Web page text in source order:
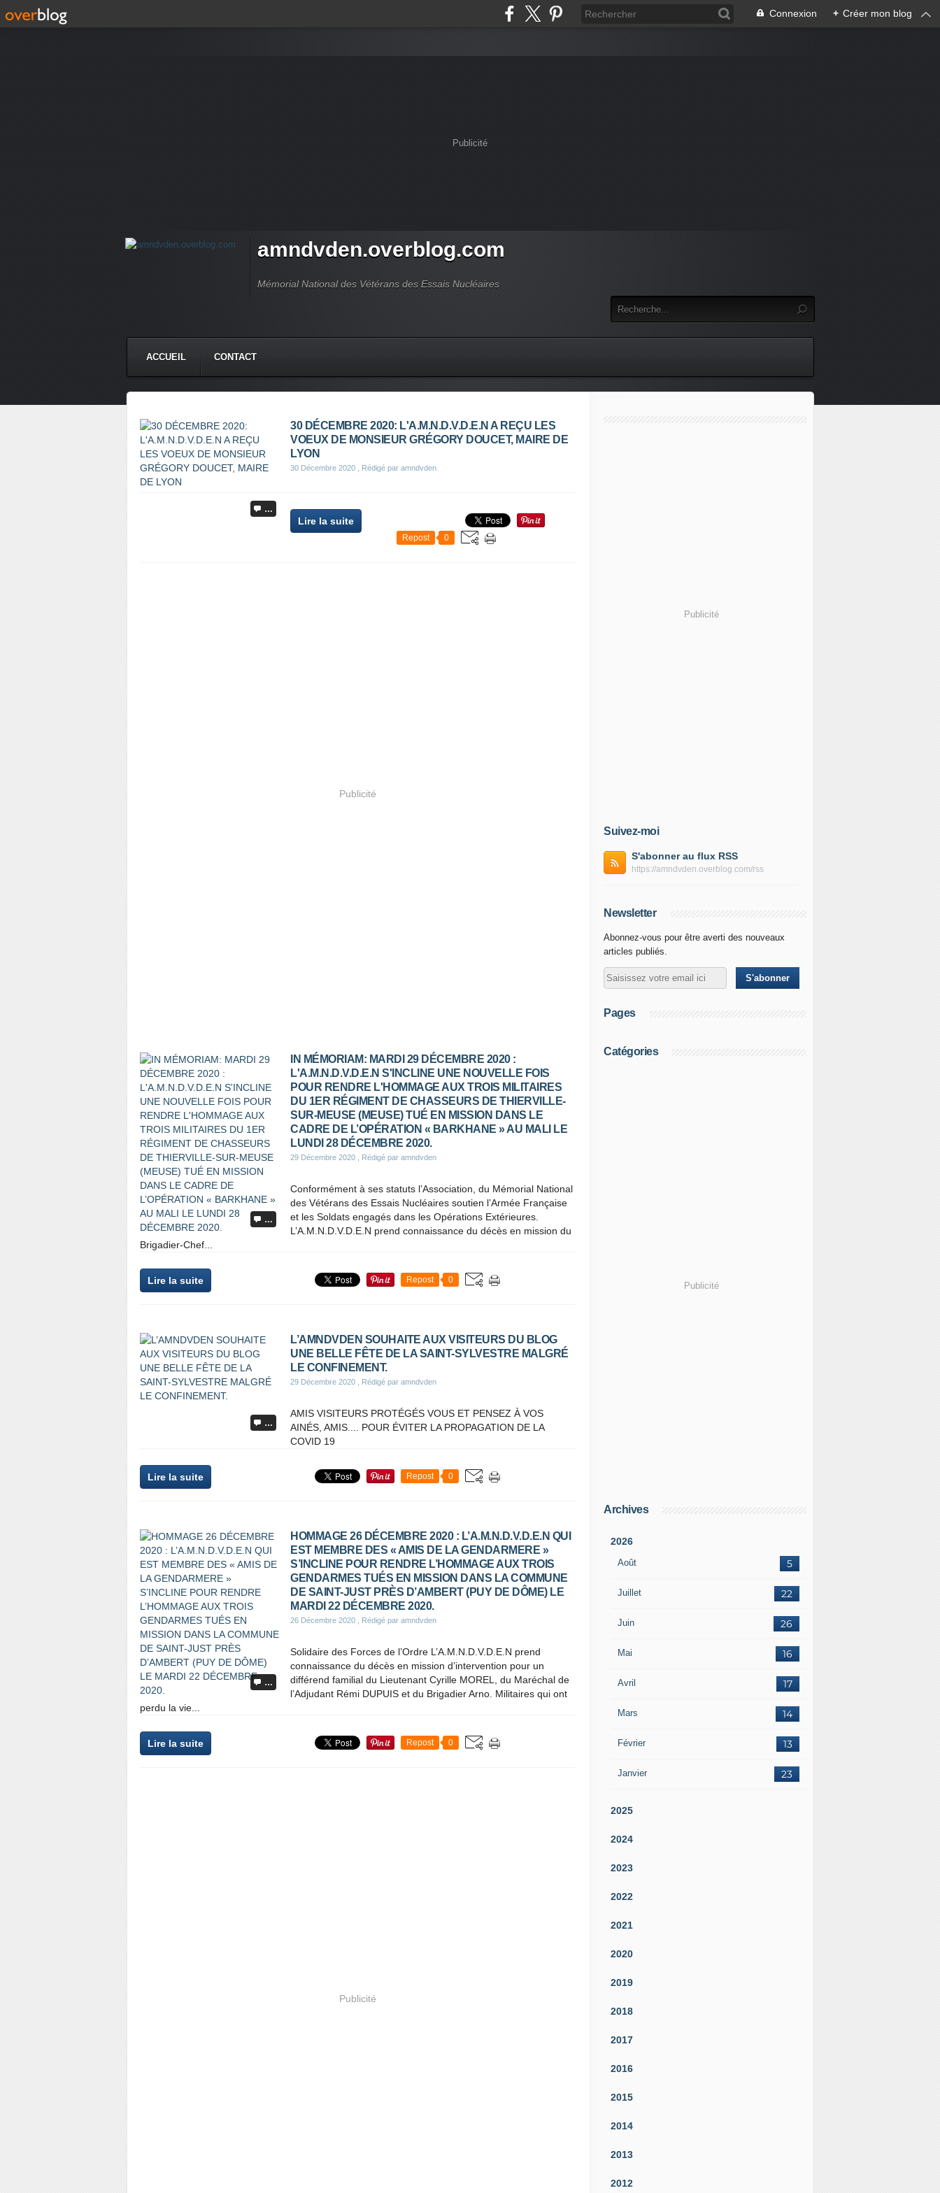
Connexion + Créer mon blog
Publicité
amndvden.overblog.com
Mémorial National des Vétérans des Essais Nucléaires
ACCUEIL CONTACT
…
30 DÉCEMBRE 2020: L'A.M.N.D.V.D.E.N A REÇU LES
VOEUX DE MONSIEUR GRÉGORY DOUCET, MAIRE DE
LYON
30 Décembre 2020 , Rédigé par amndvden
Lire la suite
Repost 0
Publicité
…
IN MÉMORIAM: MARDI 29 DÉCEMBRE 2020 :
L'A.M.N.D.V.D.E.N S'INCLINE UNE NOUVELLE FOIS
POUR RENDRE L'HOMMAGE AUX TROIS MILITAIRES
DU 1ER RÉGIMENT DE CHASSEURS DE THIERVILLE-
SUR-MEUSE (MEUSE) TUÉ EN MISSION DANS LE
CADRE DE L’OPÉRATION « BARKHANE » AU MALI LE
LUNDI 28 DÉCEMBRE 2020.
29 Décembre 2020 , Rédigé par amndvden
Conformément à ses statuts l’Association, du Mémorial National
des Vétérans des Essais Nucléaires soutien l’Armée Française
et les Soldats engagés dans les Opérations Extérieures.
L’A.M.N.D.V.D.E.N prend connaissance du décès en mission du
Brigadier-Chef...
Lire la suite Repost 0
…
L’AMNDVDEN SOUHAITE AUX VISITEURS DU BLOG
UNE BELLE FÊTE DE LA SAINT-SYLVESTRE MALGRÉ
LE CONFINEMENT.
29 Décembre 2020 , Rédigé par amndvden
AMIS VISITEURS PROTÉGÉS VOUS ET PENSEZ À VOS
AINÉS, AMIS.... POUR ÉVITER LA PROPAGATION DE LA
COVID 19
Lire la suite Repost 0
…
HOMMAGE 26 DÉCEMBRE 2020 : L’A.M.N.D.V.D.E.N QUI
EST MEMBRE DES « AMIS DE LA GENDARMERE »
S’INCLINE POUR RENDRE L’HOMMAGE AUX TROIS
GENDARMES TUÉS EN MISSION DANS LA COMMUNE
DE SAINT-JUST PRÈS D’AMBERT (PUY DE DÔME) LE
MARDI 22 DÉCEMBRE 2020.
26 Décembre 2020 , Rédigé par amndvden
Solidaire des Forces de l’Ordre L’A.M.N.D.V.D.E.N prend
connaissance du décès en mission d’intervention pour un
différend familial du Lieutenant Cyrille MOREL, du Maréchal de
l’Adjudant Rémi DUPUIS et du Brigadier Arno. Militaires qui ont
perdu la vie...
Lire la suite Repost 0
Publicité
Publicité
Suivez-moi
S'abonner au flux RSS
https://amndvden.overblog.com/rss
Newsletter
Abonnez-vous pour être averti des nouveaux
articles publiés.
Pages
Catégories
Publicité
Archives
2026
Août 5
Juillet 22
Juin 26
Mai 16
Avril 17
Mars 14
Février 13
Janvier 23
2025
2024
2023
2022
2021
2020
2019
2018
2017
2016
2015
2014
2013
2012